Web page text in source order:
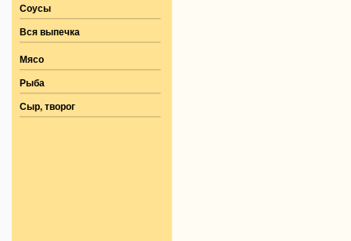
Соусы
Вся выпечка
Мясо
Рыба
Сыр, творог